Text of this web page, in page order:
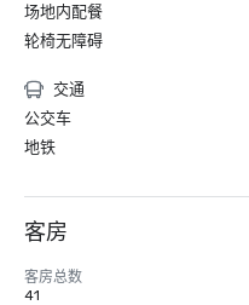
场地内配餐
轮椅无障碍
交通
公交车
地铁
客房
客房总数
41